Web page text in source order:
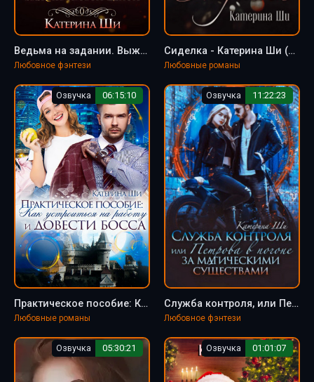
Ведьма на задании. Выжить любой ценой - Катерина Ши
Любовное фэнтези
Сиделка - Катерина Ши (книга 2)
Любовные романы
Озвучка 06:15:10
Практическое пособие: Как устроиться на работу и довести босса - Катерина Ши
Любовные романы
Озвучка 11:22:23
Служба контроля, или Петрова в погоне за магическими существами - Катерина Ши (1)
Любовное фэнтези
Озвучка 05:30:21 Озвучка 01:01:07